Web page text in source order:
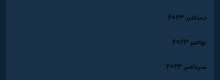
دسامبر 2023
نوامبر 2023
سپتامبر 2023